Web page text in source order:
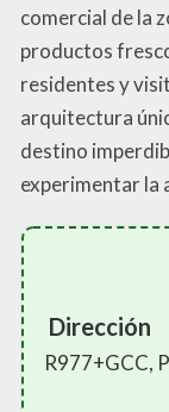
comercial de la
productos
residentes y
arquitectura
destino
experimentar la
Dirección
R977+GCC,